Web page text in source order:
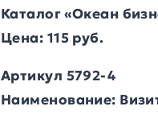
Каталог «Океан
Цена: 115 руб.
Артикул 5792-4
Наименование: